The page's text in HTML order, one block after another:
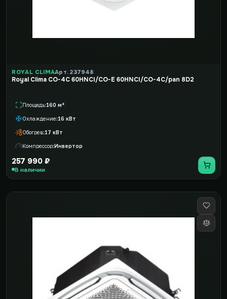
ROYAL CLIMAАрт. 237948
Royal Clima CO-4C 60HNCI/CO-E 60HNCI/CO-4C/pan 8D2
Площадь 160 м²
Охлаждение 16 кВт
Обогрев 17 кВт
Компрессор Инвертор
257 990 ₽
В наличии